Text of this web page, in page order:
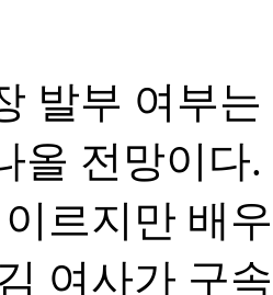
발부 여부
올 전망이다
르지만 배
여사가 구